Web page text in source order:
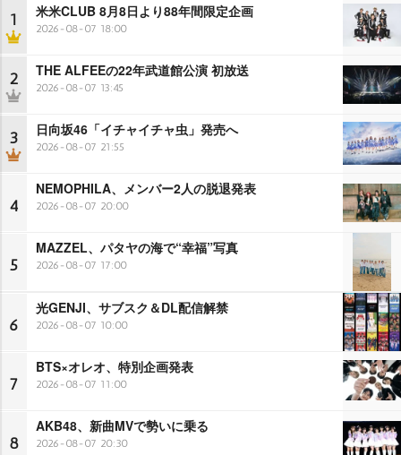
1 米米CLUB 8月8日より88年間限定企画
2026-08-07 18:00
2 THE ALFEEの22年武道館公演 初放送
2026-08-07 13:45
3 日向坂46「イチャイチャ虫」発売へ
2026-08-07 21:55
4
NEMOPHILA、メンバー2人の脱退発表
2026-08-07 20:00
5
MAZZEL、パタヤの海で“幸福”写真
2026-08-07 17:00
6
光GENJI、サブスク＆DL配信解禁
2026-08-07 10:00
7
BTS×オレオ、特別企画発表
2026-08-07 11:00
8
AKB48、新曲MVで勢いに乗る
2026-08-07 20:30